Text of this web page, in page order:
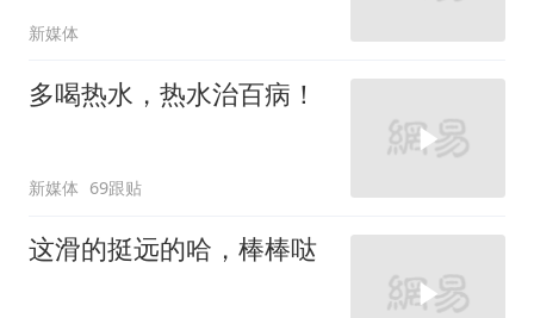
新媒体
多喝热水，热水治百病！
新媒体 69跟贴
这滑的挺远的哈，棒棒哒